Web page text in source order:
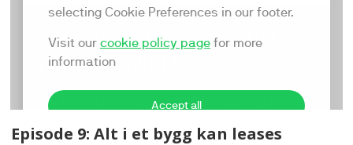
Episode 9: Alt i et bygg kan leases